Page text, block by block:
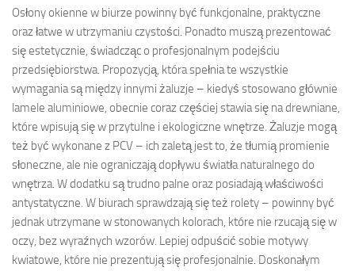
Osłony okienne w biurze powinny być funkcjonalne, praktyczne
oraz łatwe w utrzymaniu czystości. Ponadto muszą prezentować
się estetycznie, świadcząc o profesjonalnym podejściu
przedsiębiorstwa. Propozycją, która spełnia te wszystkie
wymagania są między innymi żaluzje – kiedyś stosowano głównie
lamele aluminiowe, obecnie coraz częściej stawia się na drewniane,
które wpisują się w przytulne i ekologiczne wnętrze. Żaluzje mogą
też być wykonane z PCV – ich zaletą jest to, że tłumią promienie
słoneczne, ale nie ograniczają dopływu światła naturalnego do
wnętrza. W dodatku są trudno palne oraz posiadają właściwości
antystatyczne. W biurach sprawdzają się też rolety – powinny być
jednak utrzymane w stonowanych kolorach, które nie rzucają się w
oczy, bez wyraźnych wzorów. Lepiej odpuścić sobie motywy
kwiatowe, które nie prezentują się profesjonalnie. Doskonałym